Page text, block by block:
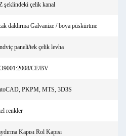
şeklindeki çelik kanal
daldırma Galvanize / boya püskürtme
paneli/tek çelik levha
CE/BV
PKPM, MTS, 3D3S
renkler
Kapısı Rol Kapısı